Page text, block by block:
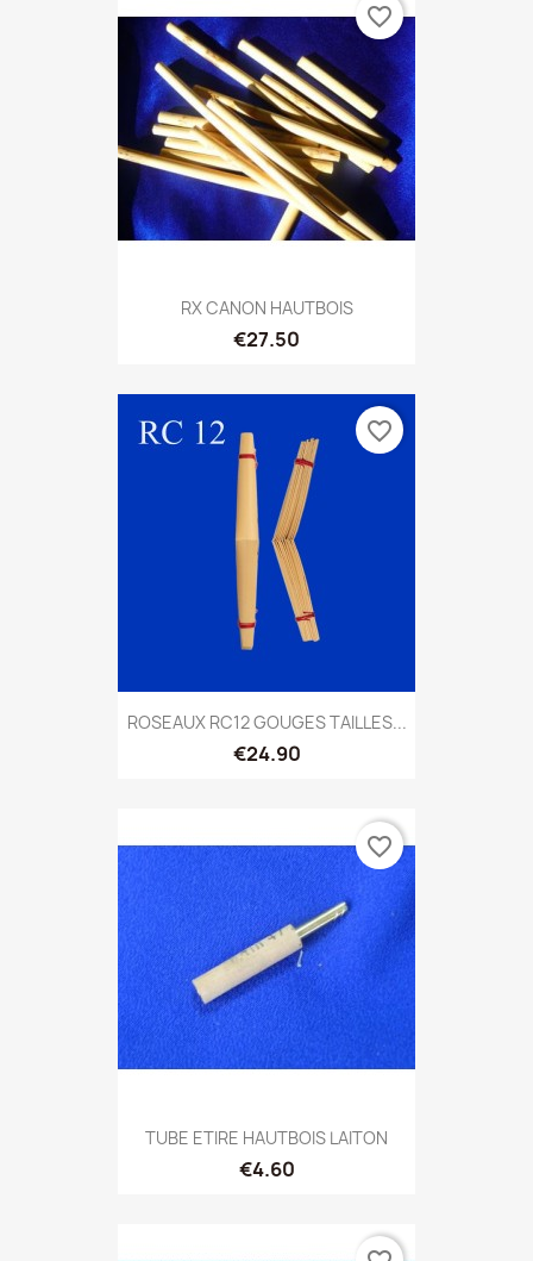
RX CANON HAUTBOIS
€27.50
favorite_border
ROSEAUX RC12 GOUGES TAILLES...
€24.90
favorite_border
TUBE ETIRE HAUTBOIS LAITON
€4.60
favorite_border